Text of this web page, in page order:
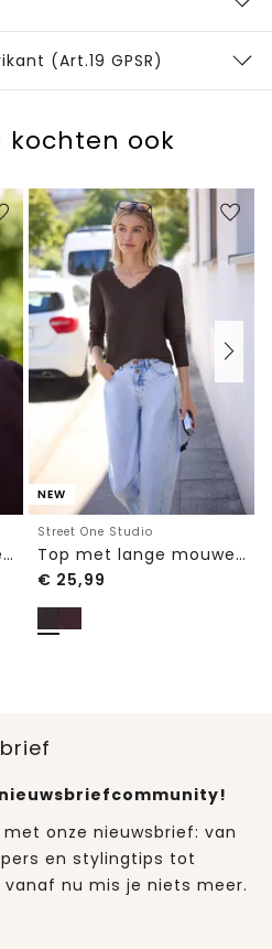
(Art.19 GPSR)
ook
Top met lange mouwen, V-hals en kant
NEW
Street One Studio
Top met lange mouwen, V-hals en kant
€ 25,99
onze nieuwsbrief: van
en stylingtips tot
nu mis je niets meer.